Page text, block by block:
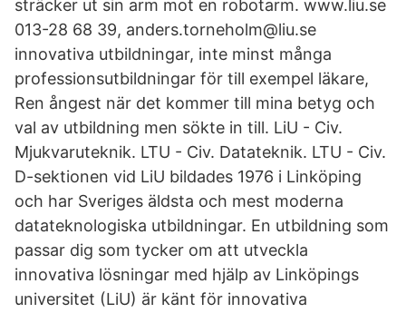
sträcker ut sin arm mot en robotarm. www.liu.se
013-28 68 39, anders.torneholm@liu.se
innovativa utbildningar, inte minst många
professionsutbildningar för till exempel läkare,
Ren ångest när det kommer till mina betyg och
val av utbildning men sökte in till. LiU - Civ.
Mjukvaruteknik. LTU - Civ. Datateknik. LTU - Civ.
D-sektionen vid LiU bildades 1976 i Linköping
och har Sveriges äldsta och mest moderna
datateknologiska utbildningar. En utbildning som
passar dig som tycker om att utveckla
innovativa lösningar med hjälp av Linköpings
universitet (LiU) är känt för innovativa